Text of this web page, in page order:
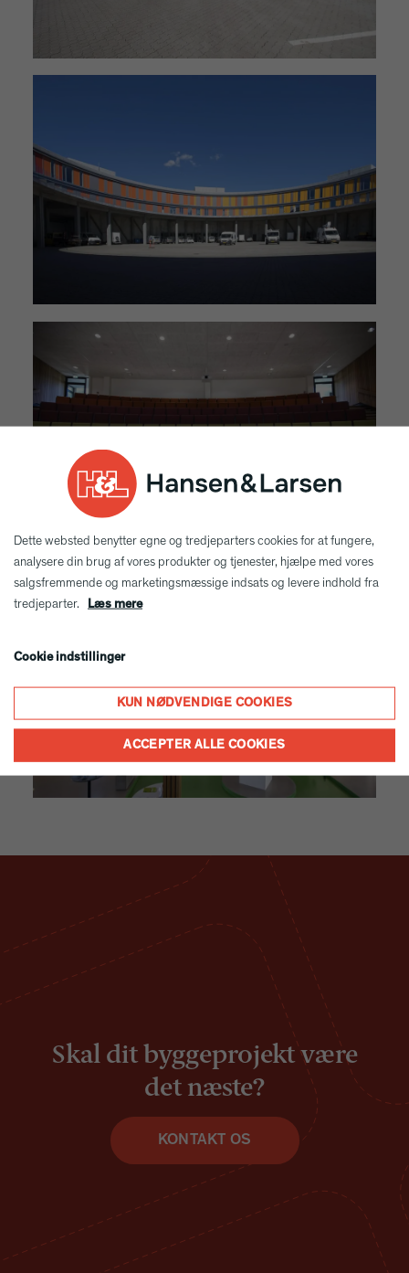
Skal dit byggeprojektvære
det næste?
KONTAKT OS
Dette websted benytter egne og tredjeparters cookies for at fungere,
analysere din brug af vores produkter og tjenester, hjælpe med vores
salgsfremmende og marketingsmæssige indsats og levere indhold fra
tredjeparter. Læs mere
Cookie indstillinger
KUN NØDVENDIGE COOKIES
ACCEPTER ALLE COOKIES